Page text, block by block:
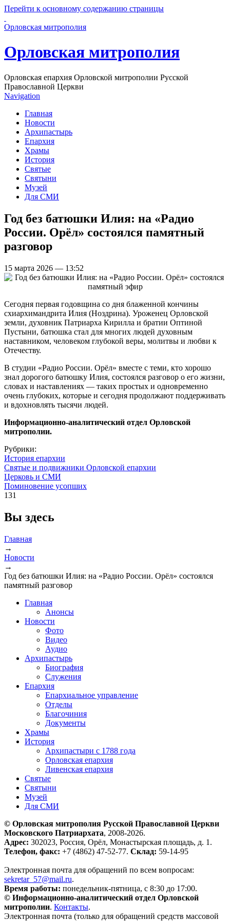
Перейти к основному содержанию страницы
Орловская митрополия
Орловская митрополия
Орловская епархия Орловской митрополии Русской
Православной Церкви
Navigation
Главная
Новости
Архипастырь
Епархия
Храмы
История
Святые
Святыни
Музей
Для СМИ
Год без батюшки Илия: на «Радио
России. Орёл» состоялся памятный
разговор
15 марта 2026 — 13:52
Сегодня первая годовщина со дня блаженной кончины
схиархимандрита Илия (Ноздрина). Уроженец Орловской
земли, духовник Патриарха Кирилла и братии Оптиной
Пустыни, батюшка стал для многих людей духовным
наставником, человеком глубокой веры, молитвы и любви к
Отечеству.
В студии «Радио России. Орёл» вместе с теми, кто хорошо
знал дорогого батюшку Илия, состоялся разговор о его жизни,
словах и наставлениях — таких простых и одновременно
очень глубоких, которые и сегодня продолжают поддерживать
и вдохновлять тысячи людей.
Информационно-аналитический отдел Орловской
митрополии.
Рубрики:
История епархии
Святые и подвижники Орловской епархии
Церковь и СМИ
Поминовение усопших
131
Вы здесь
Главная
→
Новости
→
Год без батюшки Илия: на «Радио России. Орёл» состоялся
памятный разговор
Главная
Анонсы
Новости
Фото
Видео
Аудио
Архипастырь
Биография
Служения
Епархия
Епархиальное управление
Отделы
Благочиния
Документы
Храмы
История
Архипастыри с 1788 года
Орловская епархия
Ливенская епархия
Святые
Святыни
Музей
Для СМИ
© Орловская митрополия Русской Православной Церкви
Московского Патриархата, 2008-2026.
Адрес: 302023, Россия, Орёл, Монастырская площадь, д. 1.
Телефон, факс: +7 (4862) 47-52-77. Склад: 59-14-95
Электронная почта для обращений по всем вопросам:
sekretar_57@mail.ru.
Время работы: понедельник-пятница, с 8:30 до 17:00.
© Информационно-аналитический отдел Орловской
митрополии. Контакты.
Электронная почта (только для обращений средств массовой